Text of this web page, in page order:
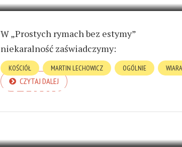
W „Prostych rymach bez estymy”
niekaralność zaświadczymy:
CZYTAJ DALEJ
KOŚCIÓŁ MARTIN LECHOWICZ OGÓLNIE WIARA
TCHÓRZE I BOHATERY